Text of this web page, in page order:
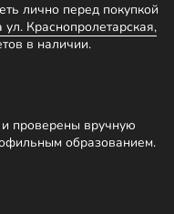
лично перед покупкой
ул. Краснопролетарская,
в наличии.
проверены вручную
образованием.